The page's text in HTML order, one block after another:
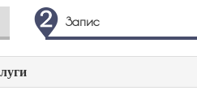
Запис